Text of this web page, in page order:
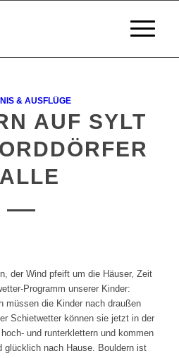
& AUSFLÜGE
AUF SYLT
der Wind pfeift um die Häuser, Zeit
Programm unserer Kinder:
müssen die Kinder nach draußen
Schietwetter können sie jetzt in der
und runterklettern und kommen
glücklich nach Hause. Bouldern ist